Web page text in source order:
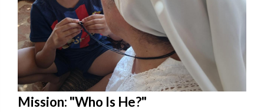
Mission: "Who Is He?"